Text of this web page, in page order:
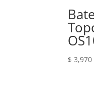
$ 3,970